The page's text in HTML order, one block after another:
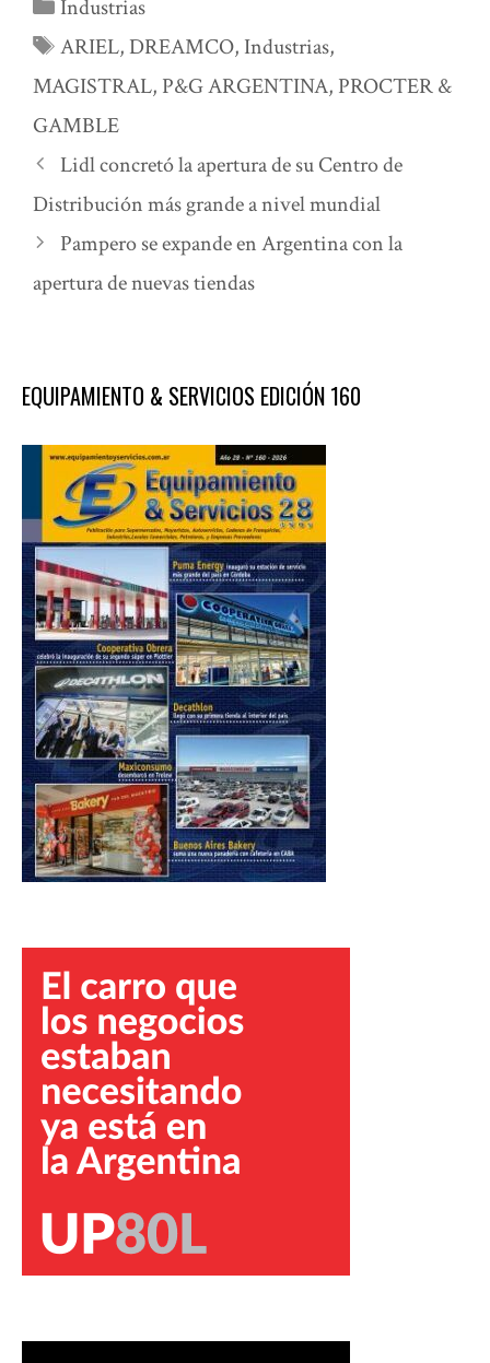
Industrias
Etiquetas
ARIEL,DREAMCO, Industrias,
MAGISTRAL, P&G ARGENTINA, PROCTER &
GAMBLE
Lidl concretó la apertura de su Centro de
Distribución más grande a nivel mundial
Pampero se expande en Argentina con la
apertura de nuevas tiendas
EQUIPAMIENTO & SERVICIOS EDICIÓN 160